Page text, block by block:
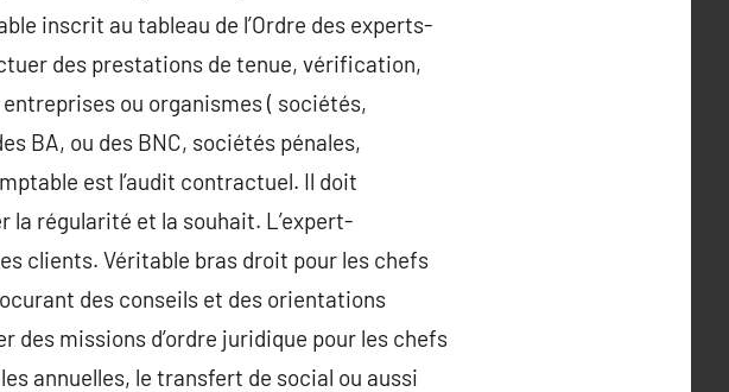
inscrit au tableau de l’Ordre des experts-
des prestations de tenue, vérification,
ou organismes ( sociétés,
BA, ou des BNC, sociétés pénales,
est l’audit contractuel. Il doit
régularité et la souhait. L’expert-
clients. Véritable bras droit pour les chefs
des conseils et des orientations
des missions d’ordre juridique pour les chefs
annuelles, le transfert de social ou aussi